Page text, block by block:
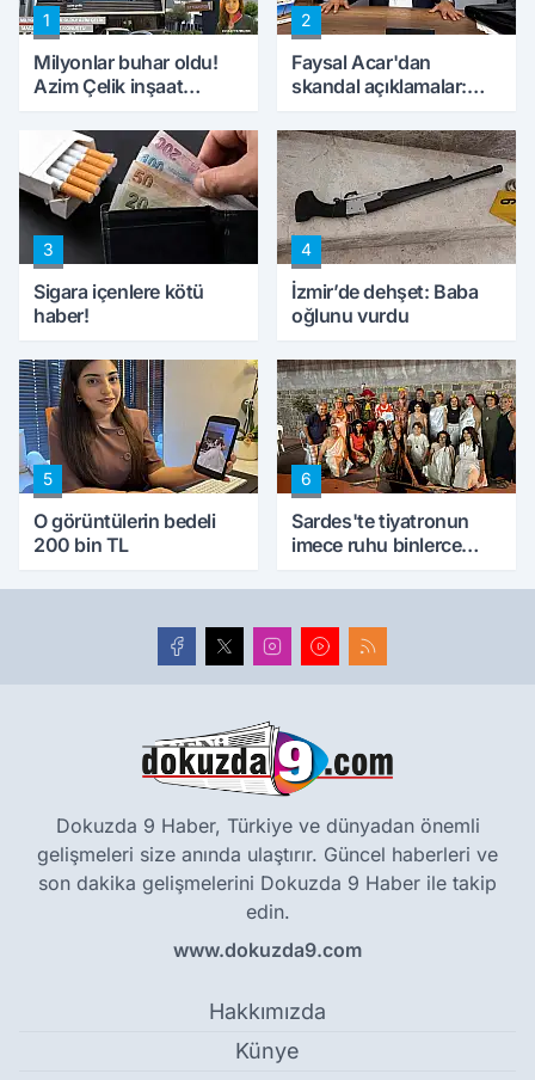
1
Milyonlar buhar oldu!
Azim Çelik inşaat
konuştu
2
Faysal Acar'dan
skandal açıklamalar:
peynircilerimizi de
kıskaca aldı, müdahale
ettik'
3
Sigara içenlere kötü
haber!
4
İzmir’de dehşet: Baba
oğlunu vurdu
5
O görüntülerin bedeli
200 bin TL
6
Sardes'te tiyatronun
imece ruhu binlerce
Dokuzda 9 Haber, Türkiye ve dünyadan önemli
gelişmeleri size anında ulaştırır. Güncel haberleri ve
son dakika gelişmelerini Dokuzda 9 Haber ile takip
edin.
www.dokuzda9.com
Hakkımızda
Künye